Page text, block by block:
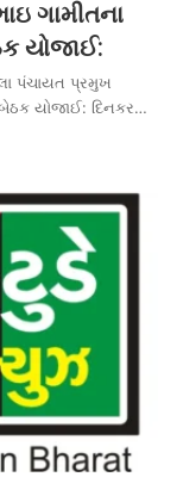
ગામીતના
યોજાઈ:
પંચાયત પ્રમુખ
યોજાઈ: દિનકર…